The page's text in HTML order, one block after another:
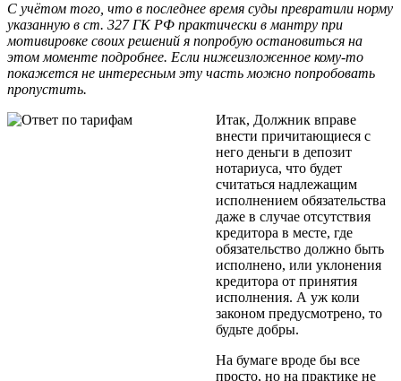
С учётом того, что в последнее время суды превратили норму
указанную в ст. 327 ГК РФ практически в мантру при
мотивировке своих решений я попробую остановиться на
этом моменте подробнее. Если нижеизложенное кому-то
покажется не интересным эту часть можно попробовать
пропустить.
Итак, Должник вправе
внести причитающиеся с
него деньги в депозит
нотариуса, что будет
считаться надлежащим
исполнением обязательства
даже в случае отсутствия
кредитора в месте, где
обязательство должно быть
исполнено, или уклонения
кредитора от принятия
исполнения. А уж коли
законом предусмотрено, то
будьте добры.
На бумаге вроде бы все
просто, но на практике не